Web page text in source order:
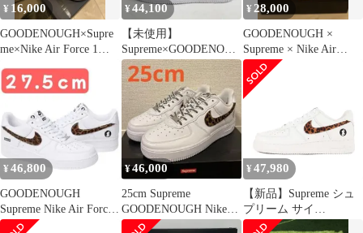
¥ 16,000
GOODENOUGH×Supre
me×Nike Air Force 1
¥44,100
【未使用】
Supreme×GOODENOUG
H×NIKE/シュプリーム×
グッドイナフ×ナイキ
AIR FORCE 1
LOW/IM3483-100/27.5
¥ 28,000
GOODENOUGH ×
Supreme × Nike Air
Force 1
¥ 46,800
GOODENOUGH
Supreme Nike Air Force
1 Low
¥46,000
25cm Supreme
GOODENOUGH Nike
Air Force
¥ 47,980
【新品】Supreme シュ
プリーム サイ
ズ:US9.5(27.5cm) |